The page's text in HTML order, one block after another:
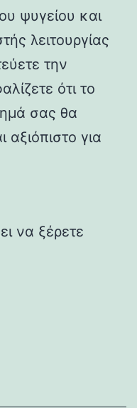
ψυγείου και
λειτουργίας
την
ότι το
σας θα
αξιόπιστο για
να ξέρετε